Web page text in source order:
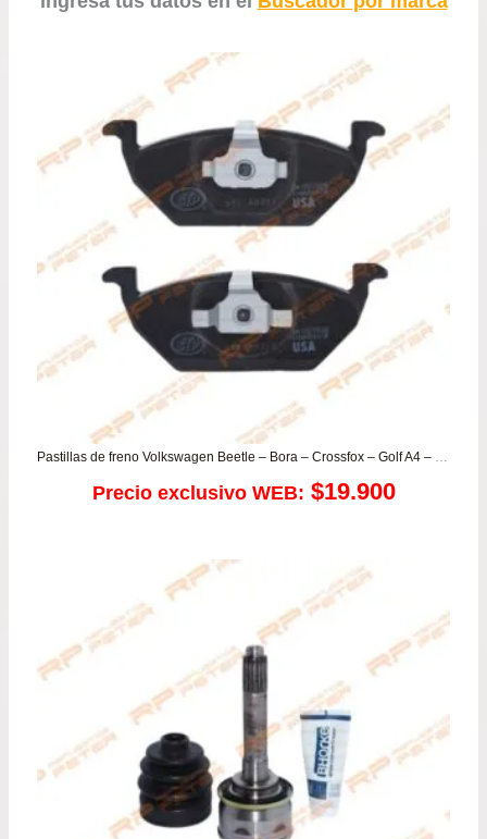
Pastillas de freno Volkswagen Beetle – Bora – Crossfox – Golf A4 – Polo – Saveiro
Precio exclusivo WEB: $19.900